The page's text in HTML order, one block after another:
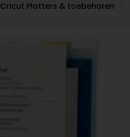
Cricut Plotters & toebehoren